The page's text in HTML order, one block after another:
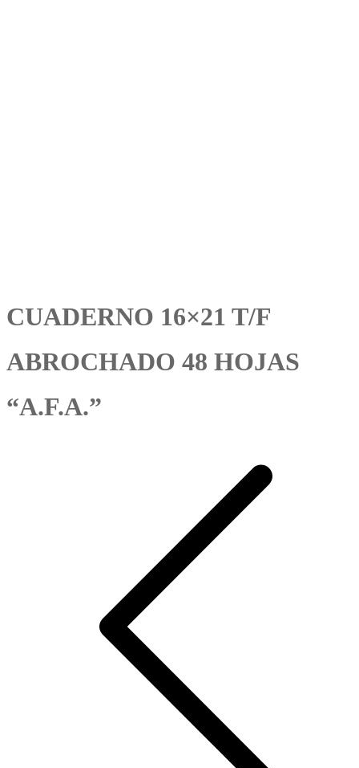
CUADERNO 16×21 T/F
ABROCHADO 48 HOJAS
“A.F.A.”